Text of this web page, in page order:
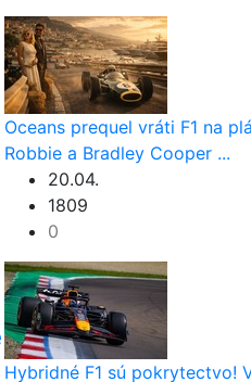
Oceans prequel vráti F1 na
Robbie a Bradley Cooper ...
20.04.
1809
0
Hybridné F1 sú pokrytectvo!